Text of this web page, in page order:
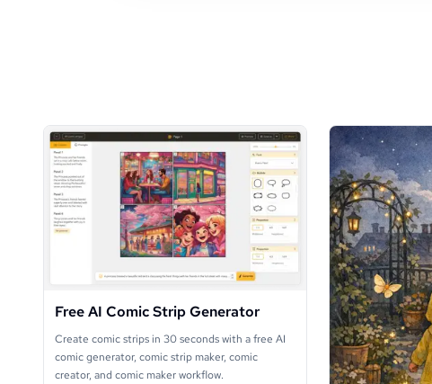
Free AI Comic Strip Generator
Create comic strips in 30 seconds with a free AI
comic generator, comic strip maker, comic
creator, and comic maker workflow.